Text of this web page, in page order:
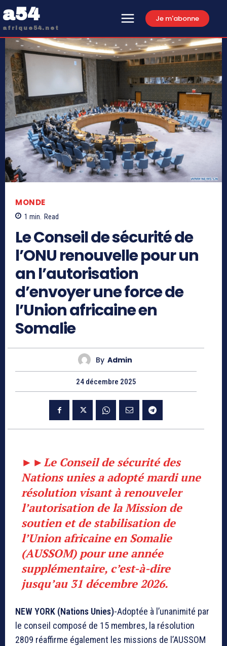
a54
afrique54.net
Je m'abonne
MONDE
1 min. Read
Le Conseil de sécurité de
l’ONU renouvelle pour un
an l’autorisation
d’envoyer une force de
l’Union africaine en
Somalie
By Admin
24 décembre 2025
►►Le Conseil de sécurité des
Nations unies a adopté mardi une
résolution visant à renouveler
l’autorisation de la Mission de
soutien et de stabilisation de
l’Union africaine en Somalie
(AUSSOM) pour une année
supplémentaire, c’est-à-dire
jusqu’au 31 décembre 2026.
NEW YORK (Nations Unies)-Adoptée à l’unanimité par
le conseil composé de 15 membres, la résolution
2809 réaffirme également les missions de l’AUSSOM